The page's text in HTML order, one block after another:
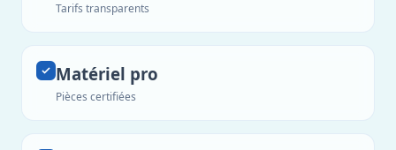
Tarifs transparents
Matériel pro
Pièces certifiées